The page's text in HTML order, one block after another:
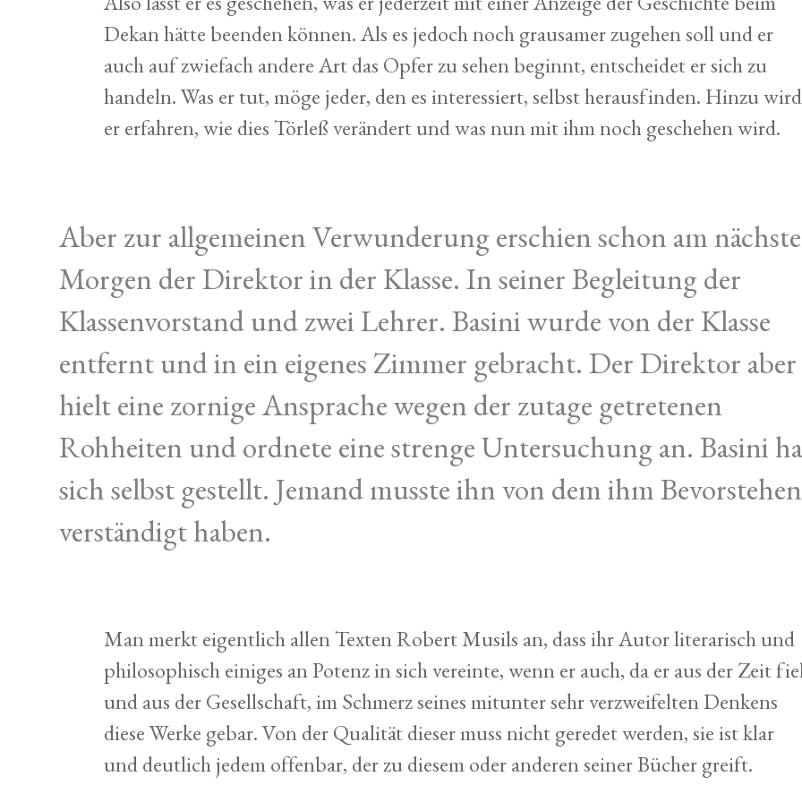
Dekan hätte beenden können. Als es jedoch noch grausamer zugehen soll und er
auch auf zwiefach andere Art das Opfer zu sehen beginnt, entscheidet er sich zu
handeln. Was er tut, möge jeder, den es interessiert, selbst herausfinden. Hinzu wird
er erfahren, wie dies Törleß verändert und was nun mit ihm noch geschehen wird.
Aber zur allgemeinen Verwunderung erschien schon am
Morgen der Direktor in der Klasse. In seiner Begleitung der
Klassenvorstand und zwei Lehrer. Basini wurde von der Klasse
entfernt und in ein eigenes Zimmer gebracht. Der Direktor aber
hielt eine zornige Ansprache wegen der zutage getretenen
Rohheiten und ordnete eine strenge Untersuchung an. Basini
sich selbst gestellt. Jemand musste ihn von dem ihm
verständigt haben.
Man merkt eigentlich allen Texten Robert Musils an, dass ihr Autor literarisch und
philosophisch einiges an Potenz in sich vereinte, wenn er auch, da er aus der Zeit
und aus der Gesellschaft, im Schmerz seines mitunter sehr verzweifelten Denkens
diese Werke gebar. Von der Qualität dieser muss nicht geredet werden, sie ist klar
und deutlich jedem offenbar, der zu diesem oder anderen seiner Bücher greift.